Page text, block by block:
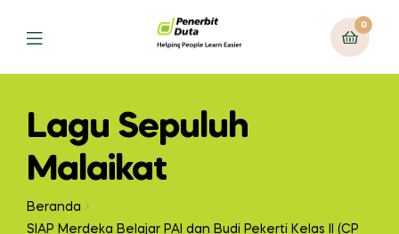
0
Lagu Sepuluh
Malaikat
Beranda
SIAP Merdeka Belajar PAI dan Budi Pekerti Kelas II (CP